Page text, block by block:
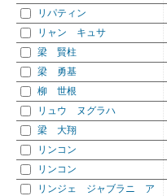
リパティン
リャン キュサ
梁 賢柱
梁 勇基
柳 世根
リュウ ヌグラハ
梁 大翔
リンコン
リンコン
リンジェ ジャブラニ ア